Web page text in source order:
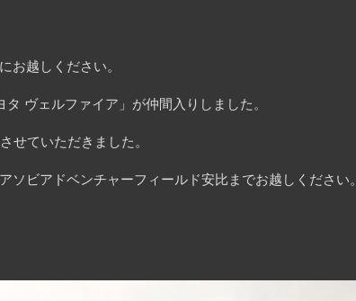
お越しください。
ヴェルファイア」が仲間入りしました。
せていただきました。
ビアドベンチャーフィールド安比までお越しください。